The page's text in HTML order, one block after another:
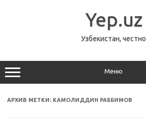
Yep.uz
Узбекистан, честно
Меню
АРХИВ МЕТКИ: КАМОЛИДДИН РАББИМОВ